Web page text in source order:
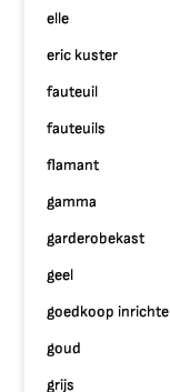
elle
eric kuster
fauteuil
fauteuils
flamant
gamma
garderobekast
geel
goedkoop
goud
grijs